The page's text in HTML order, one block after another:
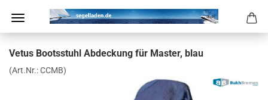
Vetus Boots­stuhl Ab­de­ckung für Mas­ter, blau
(Art.Nr.:CCMB)